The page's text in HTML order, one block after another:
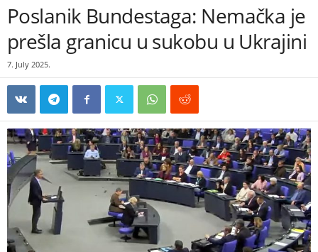
Poslanik Bundestaga: Nemačka je
prešla granicu u sukobu u Ukrajini
7. July 2025.